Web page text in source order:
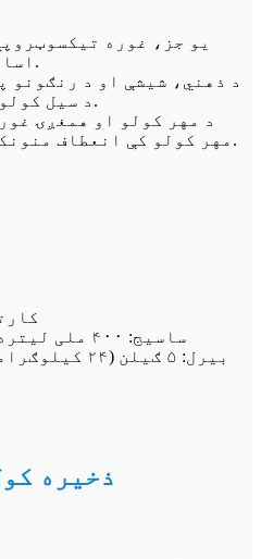
یو جز، غوره
اسانه. لوړ واسکاسیټي.
د ذهني، شیشې او د رنګونو
د سیل کولو غوره فعالیت.
د مهر کولو او همغږۍ
مهر کولو کې انعطاف منونکی او دوامدار.
کارتوس:
ساسیج: ۴۰۰ ملی لیتره او ۶۰۰ ملی لیتره
ذخیره